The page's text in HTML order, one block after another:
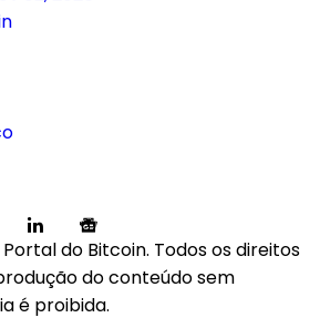
do Bitcoin. Todos os direitos
do conteúdo sem
é proibida.